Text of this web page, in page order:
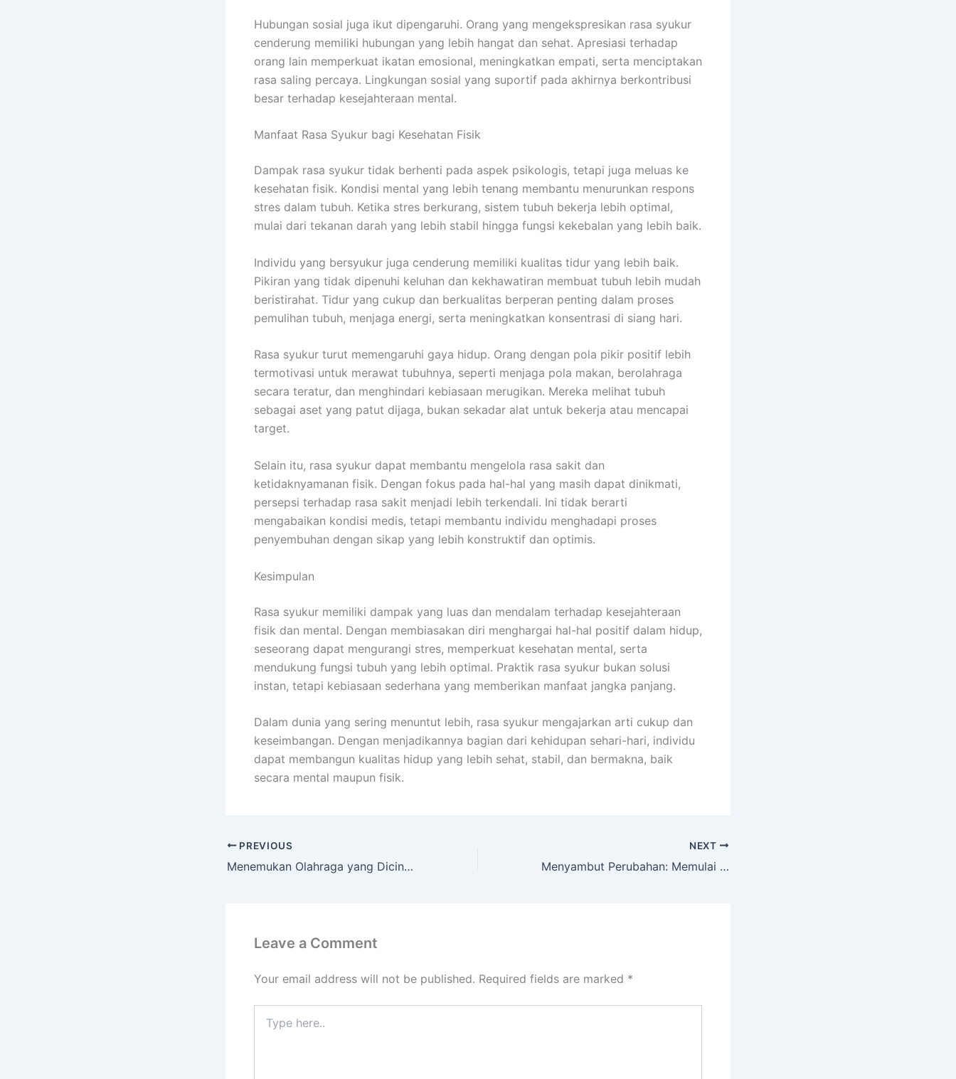
Hubungan sosial juga ikut dipengaruhi. Orang yang mengekspresikan rasa syukur
cenderung memiliki hubungan yang lebih hangat dan sehat. Apresiasi terhadap
orang lain memperkuat ikatan emosional, meningkatkan empati, serta menciptakan
rasa saling percaya. Lingkungan sosial yang suportif pada akhirnya berkontribusi
besar terhadap kesejahteraan mental.
Manfaat Rasa Syukur bagi Kesehatan Fisik
Dampak rasa syukur tidak berhenti pada aspek psikologis, tetapi juga meluas ke
kesehatan fisik. Kondisi mental yang lebih tenang membantu menurunkan respons
stres dalam tubuh. Ketika stres berkurang, sistem tubuh bekerja lebih optimal,
mulai dari tekanan darah yang lebih stabil hingga fungsi kekebalan yang lebih baik.
Individu yang bersyukur juga cenderung memiliki kualitas tidur yang lebih baik.
Pikiran yang tidak dipenuhi keluhan dan kekhawatiran membuat tubuh lebih mudah
beristirahat. Tidur yang cukup dan berkualitas berperan penting dalam proses
pemulihan tubuh, menjaga energi, serta meningkatkan konsentrasi di siang hari.
Rasa syukur turut memengaruhi gaya hidup. Orang dengan pola pikir positif lebih
termotivasi untuk merawat tubuhnya, seperti menjaga pola makan, berolahraga
secara teratur, dan menghindari kebiasaan merugikan. Mereka melihat tubuh
sebagai aset yang patut dijaga, bukan sekadar alat untuk bekerja atau mencapai
target.
Selain itu, rasa syukur dapat membantu mengelola rasa sakit dan
ketidaknyamanan fisik. Dengan fokus pada hal-hal yang masih dapat dinikmati,
persepsi terhadap rasa sakit menjadi lebih terkendali. Ini tidak berarti
mengabaikan kondisi medis, tetapi membantu individu menghadapi proses
penyembuhan dengan sikap yang lebih konstruktif dan optimis.
Kesimpulan
Rasa syukur memiliki dampak yang luas dan mendalam terhadap kesejahteraan
fisik dan mental. Dengan membiasakan diri menghargai hal-hal positif dalam hidup,
seseorang dapat mengurangi stres, memperkuat kesehatan mental, serta
mendukung fungsi tubuh yang lebih optimal. Praktik rasa syukur bukan solusi
instan, tetapi kebiasaan sederhana yang memberikan manfaat jangka panjang.
Dalam dunia yang sering menuntut lebih, rasa syukur mengajarkan arti cukup dan
keseimbangan. Dengan menjadikannya bagian dari kehidupan sehari-hari, individu
dapat membangun kualitas hidup yang lebih sehat, stabil, dan bermakna, baik
secara mental maupun fisik.
PREVIOUS
Menemukan Olahraga yang Dicintai Agar Rutin Beraktivitas
NEXT
Menyambut Perubahan: Memulai Hidup Sehat di Usia Dewasa
Leave a Comment
Your email address will not be published. Required fields are marked *
here..